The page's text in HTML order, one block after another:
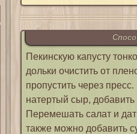
Пекинскую капусту
дольки очистить от
пропустить через
натертый сыр,
Перемешать салат и
также можно добавить